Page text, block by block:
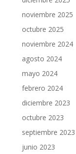
noviembre 2025
octubre 2025
noviembre 2024
agosto 2024
mayo 2024
febrero 2024
diciembre 2023
octubre 2023
septiembre 2023
junio 2023